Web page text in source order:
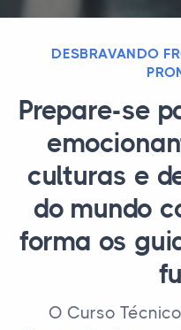
DESBRAVANDO
Prepare-se
culturas e
do mundo
forma os
O Curso